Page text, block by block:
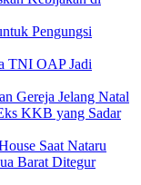
Pengungsi
TNI OAP Jadi
Gereja Jelang Natal
KKB yang Sadar
Saat Nataru
Barat Ditegur